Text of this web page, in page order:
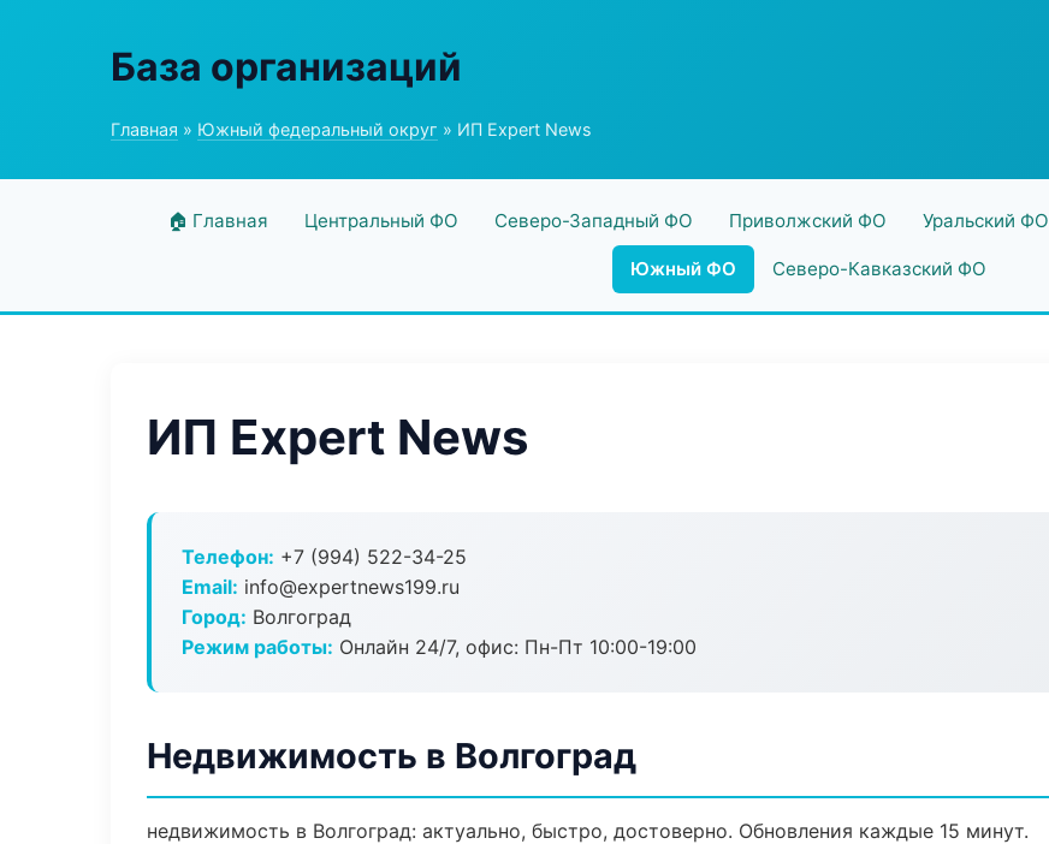
База организаций
Главная » Южный федеральный округ » ИП Expert News
🏠 Главная Центральный ФО Северо-Западный ФО Приволжский ФО Уральский ФО
Южный ФО Северо-Кавказский ФО
ИП Expert News
Телефон: +7 (994) 522-34-25
Email: info@expertnews199.ru
Город: Волгоград
Режим работы: Онлайн 24/7, офис: Пн-Пт 10:00-19:00
Недвижимость в Волгоград
недвижимость в Волгоград: актуально, быстро, достоверно. Обновления каждые 15 минут.